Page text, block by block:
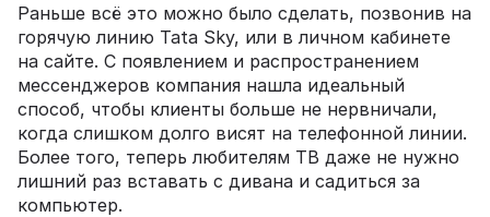
Раньше всё это можно было сделать, позвонив на
горячую линию Tata Sky, или в личном кабинете
на сайте. С появлением и распространением
мессенджеров компания нашла идеальный
способ, чтобы клиенты больше не нервничали,
когда слишком долго висят на телефонной линии.
Более того, теперь любителям ТВ даже не нужно
лишний раз вставать с дивана и садиться за
компьютер.